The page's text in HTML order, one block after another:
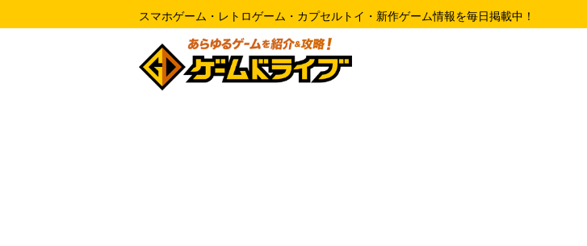
スマホゲーム・レトロゲーム・カプセルトイ・新作ゲーム情報を毎日掲載中！